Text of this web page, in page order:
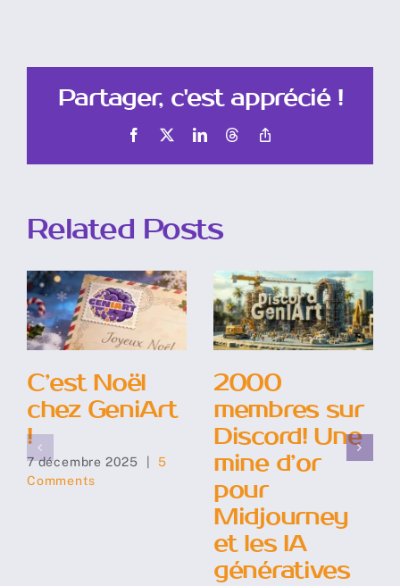
Partager, c'est apprécié !
Facebook LinkedInThreads
Related Posts
C’est Noël
chez GeniArt
!
7 décembre 2025
5
Comments
2000
membres sur
Discord! Une
mine d’or
pour
Midjourney
et les IA
génératives